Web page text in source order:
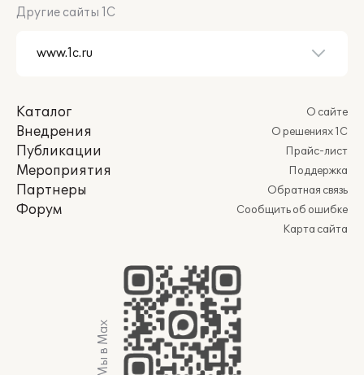
Другие сайты 1С
Каталог
Внедрения
Публикации
Мероприятия
Партнеры
Форум
О сайте
О решениях 1С
Прайс-лист
Поддержка
Обратная связь
Сообщить об ошибке
Карта сайта
Мы в Max